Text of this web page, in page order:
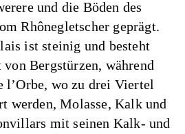
und die Böden des
Rhônegletscher geprägt.
ist steinig und besteht
Bergstürzen, während
l’Orbe, wo zu drei Viertel
werden, Molasse, Kalk und
mit seinen Kalk- und